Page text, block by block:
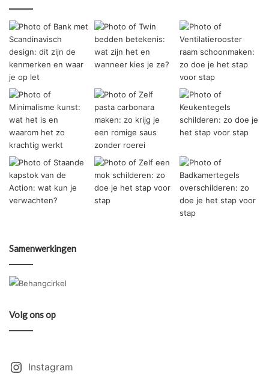
Samenwerkingen
Volg ons op
Instagram